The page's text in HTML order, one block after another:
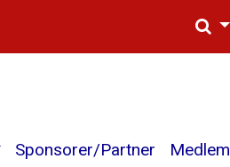
Sponsorer/Partner Medlem